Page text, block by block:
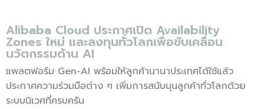
Alibaba Cloud ประกาศเปิด Availability
Zones ใหม่ และลงทุนทั่วโลกเพื่อขับเคลื่อน
นวัตกรรมด้าน AI
แพลตฟอร์ม Gen-AI พร้อมให้ลูกค้านานาประเทศได้ใช้แล้ว
ประกาศความร่วมมือต่าง ๆ เพิ่มการสนับนุนลูกค้าทั่วโลกด้วย
ระบบนิเวศที่ครบครัน